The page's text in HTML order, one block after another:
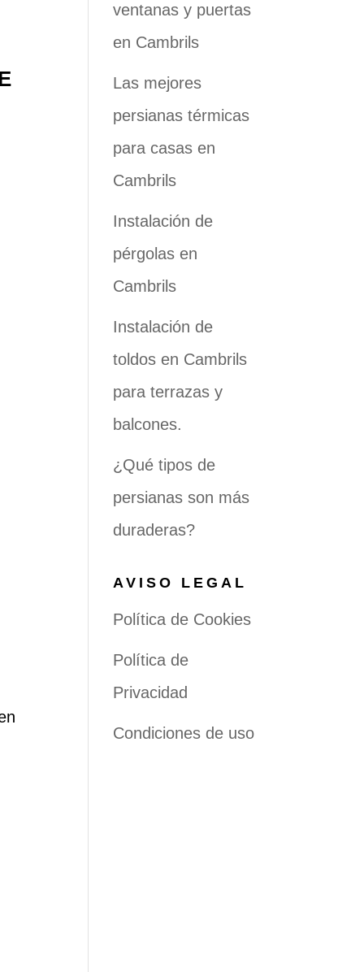
ventanas y puertas
en Cambrils
Las mejores
persianas térmicas
para casas en
Cambrils
Instalación de
pérgolas en
Cambrils
Instalación de
toldos en Cambrils
para terrazas y
balcones.
¿Qué tipos de
persianas son más
duraderas?
AVISO LEGAL
Política de Cookies
Política de
Privacidad
Condiciones de uso